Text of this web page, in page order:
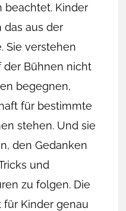
beachtet. Kinder
das aus der
Sie verstehen
der Bühnen nicht
begegnen,
für bestimmte
stehen. Und sie
den Gedanken
und
zu folgen. Die
für Kinder genau